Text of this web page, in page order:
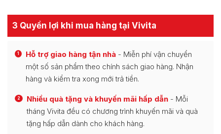
3 Quyền lợi khi mua hàng tại Vivita
1 Hỗ trợ giao hàng tận nhà - Miễn phí vận chuyển
một số sản phẩm theo chính sách giao hàng. Nhận
hàng và kiểm tra xong mới trả tiền.
2 Nhiều quà tặng và khuyến mãi hấp dẫn - Mỗi
tháng Vivita đều có chương trình khuyến mãi và quà
tặng hấp dẫn dành cho khách hàng.